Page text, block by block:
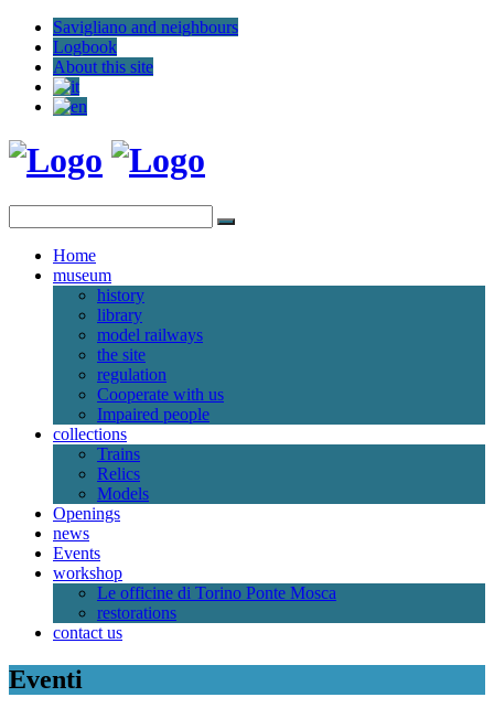
Savigliano and neighbours
Logbook
About this site
Home
museum
history
library
model railways
the site
regulation
Cooperate with us
Impaired people
collections
Trains
Relics
Models
Openings
news
Events
workshop
Le officine di Torino Ponte Mosca
restorations
contact us
Eventi